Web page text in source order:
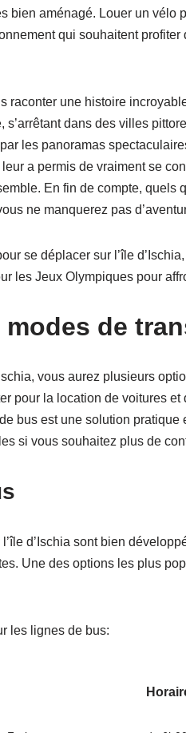
bien aménagé. Louer un vélo
qui souhaitent
raconter une histoire
s’arrêtant dans des villes
les panoramas
a permis de vraiment se
En fin de compte, quels
ne manquerez pas
se déplacer sur l’île
les Jeux Olympiques pour
de
vous aurez plusieurs
pour la location de voitures
bus est une solution
si vous souhaitez plus de
d’Ischia sont bien
Une des options les plus
les lignes de bus: